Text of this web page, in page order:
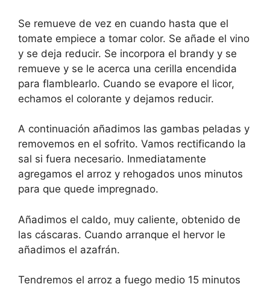
Se remueve de vez en cuando hasta que el
tomate empiece a tomar color. Se añade el vino
y se deja reducir. Se incorpora el brandy y se
remueve y se le acerca una cerilla encendida
para flamblearlo. Cuando se evapore el licor,
echamos el colorante y dejamos reducir.
A continuación añadimos las gambas peladas y
removemos en el sofrito. Vamos rectificando la
sal si fuera necesario. Inmediatamente
agregamos el arroz y rehogados unos minutos
para que quede impregnado.
Añadimos el caldo, muy caliente, obtenido de
las cáscaras. Cuando arranque el hervor le
añadimos el azafrán.
Tendremos el arroz a fuego medio 15 minutos